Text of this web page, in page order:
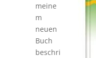
meine
m
neuen
Buch
beschri